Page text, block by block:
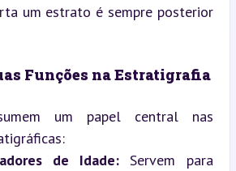
um estrato é sempre posterior
Funções na Estratigrafia
um papel central nas
de Idade: Servem para